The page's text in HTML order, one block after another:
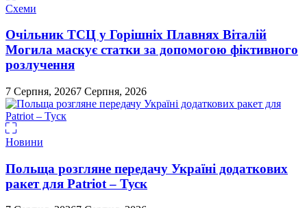
Схеми
Очільник ТСЦ у Горішніх Плавнях Віталій
Могила маскує статки за допомогою фіктивного
розлучення
7 Серпня, 20267 Серпня, 2026
Новини
Польща розгляне передачу Україні додаткових
ракет для Patriot – Туск